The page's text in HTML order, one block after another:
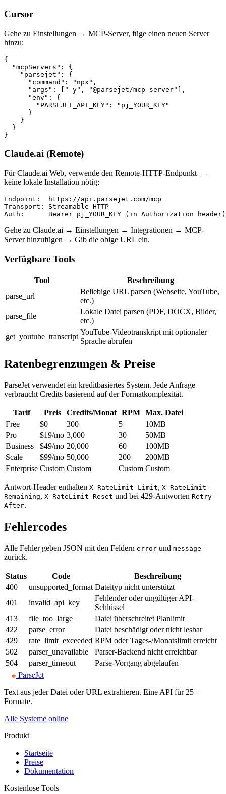
Cursor
Gehe zu Einstellungen → MCP-Server, füge einen neuen Server
hinzu:
{
  "mcpServers": {
    "parsejet": {
      "command": "npx",
      "args": ["-y", "@parsejet/mcp-server"],
      "env": {
        "PARSEJET_API_KEY": "pj_YOUR_KEY"
      }
    }
  }
}
Claude.ai (Remote)
Für Claude.ai Web, verwende den Remote-HTTP-Endpunkt —
keine lokale Installation nötig:
Endpoint:  https://api.parsejet.com/mcp
Transport: Streamable HTTP
Auth:      Bearer pj_YOUR_KEY (in Authorization header)
Gehe zu Claude.ai → Einstellungen → Integrationen → MCP-
Server hinzufügen → Gib die obige URL ein.
Verfügbare Tools
Tool
Beschreibung
parse_url
Beliebige URL parsen (Webseite, YouTube,
etc.)
parse_file
Lokale Datei parsen (PDF, DOCX, Bilder,
etc.)
get_youtube_transcript
YouTube-Videotranskript mit optionaler
Sprache abrufen
Ratenbegrenzungen & Preise
ParseJet verwendet ein kreditbasiertes System. Jede Anfrage
verbraucht Credits basierend auf der Formatkomplexität.
Tarif Preis Credits/Monat RPM Max. Datei
Free
$0 300 5
10MB
Pro
$19/mo 3,000 30
50MB
Business
$49/mo 20,000 60
100MB
Scale
$99/mo 50,000 200
200MB
Enterprise Custom Custom Custom Custom
Antwort-Header enthalten X-RateLimit-Limit, X-RateLimit-
Remaining, X-RateLimit-Reset und bei 429-Antworten Retry-
After.
Fehlercodes
Alle Fehler geben JSON mit den Feldern error und message
zurück.
Status Code
Beschreibung
400
unsupported_format Dateityp nicht unterstützt
401
invalid_api_key
Fehlender oder ungültiger API-
Schlüssel
413
file_too_large
Datei überschreitet Planlimit
422
parse_error
Datei beschädigt oder nicht lesbar
429
rate_limit_exceeded RPM oder Tages-/Monatslimit erreicht
502
parser_unavailable
Parser-Backend nicht erreichbar
504
parser_timeout Parse-Vorgang abgelaufen
ParseJet
Text aus jeder Datei oder URL extrahieren. Eine API für 25+
Formate.
Alle Systeme online
Produkt
Startseite
Preise
Dokumentation
Kostenlose Tools